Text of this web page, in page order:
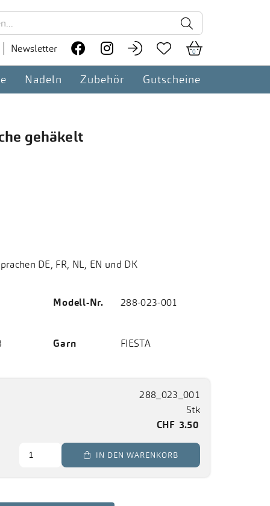
Newsletter     0

Nadeln Zubehör Gutscheine
gehäkelt
DE, FR, NL, EN und DK
Modell-Nr. 288-023-001
Garn FIESTA
288_023_001
Stk
CHF 3.50
 IN DEN WARENKORB